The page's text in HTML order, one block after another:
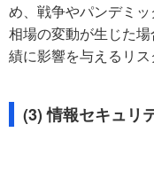
め、戦争やパンデミ
相場の変動が生じた
績に影響を与えるリス
(3) 情報セキュリ